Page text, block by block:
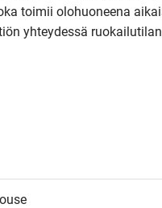
toimii olohuoneena
yhteydessä